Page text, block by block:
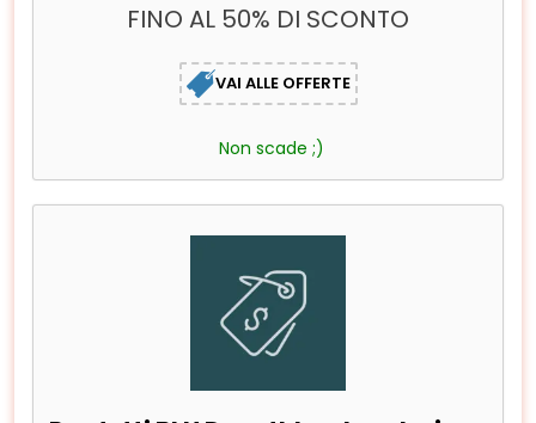
FINO AL 50% DI SCONTO
VAI ALLE OFFERTE
Non scade ;)